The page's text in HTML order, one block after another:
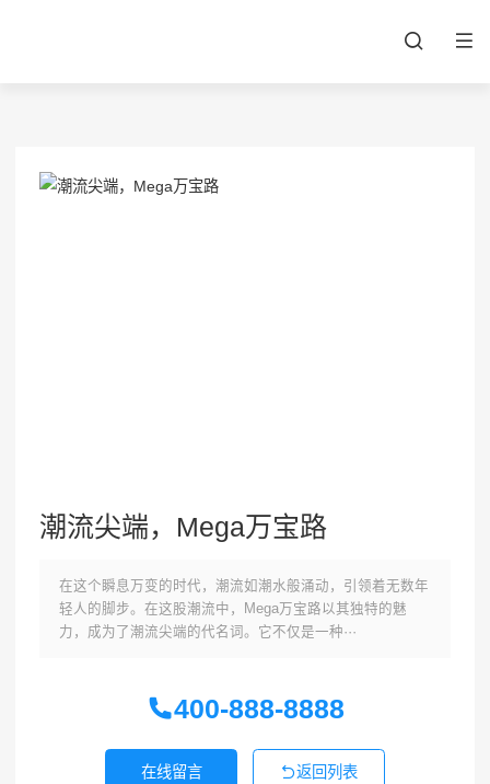
潮流尖端，Mega万宝路
在这个瞬息万变的时代，潮流如潮水般涌动，引领着无数年
轻人的脚步。在这股潮流中，Mega万宝路以其独特的魅
力，成为了潮流尖端的代名词。它不仅是一种···
400-888-8888
在线留言 返回列表